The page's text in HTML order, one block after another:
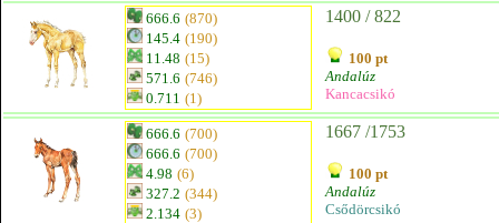
666.6 (870)
145.4 (190)
11.48 (15)
571.6 (746)
0.711 (1)
1400 / 822
100 pt
Andalúz
Kancacsikó
666.6 (700)
666.6 (700)
4.98 (6)
327.2 (344)
2.134 (3)
1667 /1753
100 pt
Andalúz
Csődörcsikó